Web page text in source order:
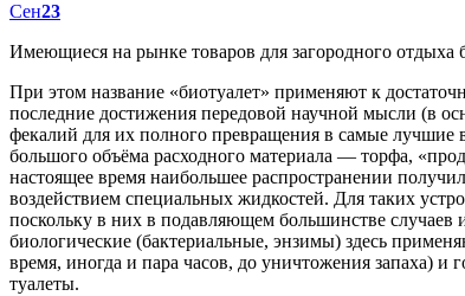
Сен23
Имеющиеся на рынке товаров для загородного
При этом название «биотуалет» применяют к
последние достижения передовой научной мысли (в
фекалий для их полного превращения в самые лучшие
большого объёма расходного материала — торфа,
настоящее время наибольшее распространении
воздействием специальных жидкостей. Для таких
поскольку в них в подавляющем большинстве случаев
биологические (бактериальные, энзимы) здесь
время, иногда и пара часов, до уничтожения запаха) и
туалеты.